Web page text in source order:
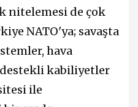
nitelemesi de çok
NATO'ya; savaşta
hava
destekli kabiliyetler
ile